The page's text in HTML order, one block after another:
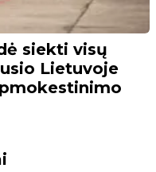
siekti visų
Lietuvoje